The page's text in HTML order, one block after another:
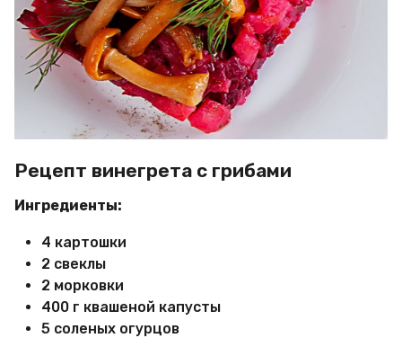
Рецепт винегрета с грибами
Ингредиенты:
4 картошки
2 свеклы
2 морковки
400 г квашеной капусты
5 соленых огурцов